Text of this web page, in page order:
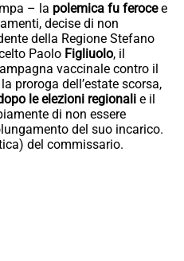
– la polemica fu ferocee
decise di non
della Regione Stefano
Paolo Figliuolo, il
vaccinale contro il
proroga dell’estate scorsa,
le elezioni regionali e il
di non essere
del suo incarico.
del commissario.